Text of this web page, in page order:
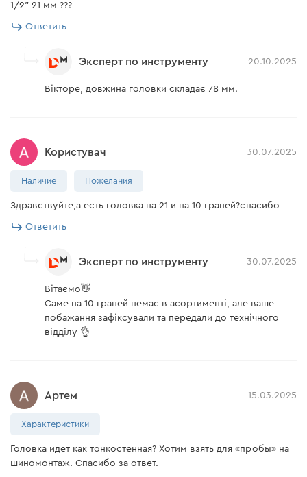
1/2" 21 мм ???
Ответить
Эксперт по инструменту 20.10.2025
Вікторе, довжина головки складає 78 мм.
Користувач 30.07.2025
Наличие Пожелания
Здравствуйте,а есть головка на 21 и на 10 граней?спасибо
Ответить
Эксперт по инструменту 30.07.2025
Вітаємо👋
Саме на 10 граней немає в асортименті, але ваше
побажання зафіксували та передали до технічного
відділу 👌
Артем 15.03.2025
Характеристики
Головка идет как тонкостенная? Хотим взять для «пробы» на
шиномонтаж. Спасибо за ответ.